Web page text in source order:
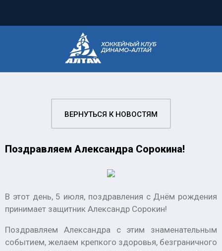
ВЕРНУТЬСЯ К НОВОСТЯМ
Поздравляем Александра Сорокина!
В этот день, 5 июля, поздравления с Днём рождения
принимает защитник Александр Сорокин!
Поздравляем Александра с этим знаменательным
событием, желаем крепкого здоровья, безграничного